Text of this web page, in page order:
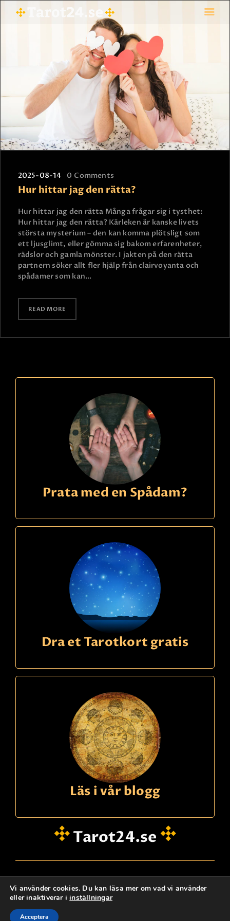
HEM
ASTROLOGI
STJÄRNTECKEN
TAROT
SPÅDAM-SIERSKA
BLOGG
BETALNING
FAQ
KONTAKTA OSS
2025-08-14 0 Comments
Hur hittar jag den rätta?
Hur hittar jag den rätta Många frågar sig i tysthet:
Hur hittar jag den rätta? Kärleken är kanske livets
största mysterium – den kan komma plötsligt som
ett ljusglimt, eller gömma sig bakom erfarenheter,
rädslor och gamla mönster. I jakten på den rätta
partnern söker allt fler hjälp från clairvoyanta och
spådamer som kan…
READ MORE
Prata med en Spådam?
Dra et Tarotkort gratis
Läs i vår blogg
Tarot24.se
hei@dinklarsynte.no
Personskydd
Vi använder cookies. Du kan läsa mer om vad vi använder
eller inaktiverar iinställningar
Acceptera